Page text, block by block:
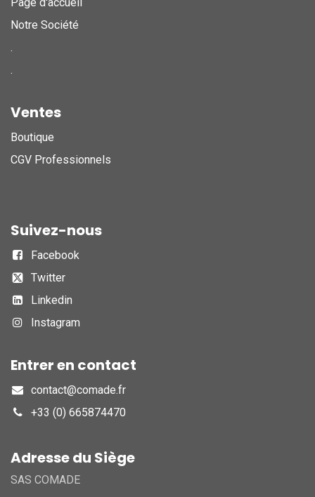
Notre Société
.
.
Ventes
Boutique
CGV Professionnels
Suivez-nous
Facebook
Twitter
Linkedin
Instagram
Entrer en contact
contact@comade.fr
+33 (0) 665874470
Adresse du Siège
SAS COMADE